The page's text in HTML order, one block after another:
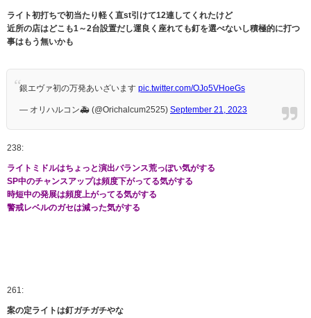
ライト初打ちで初当たり軽く直st引けて12連してくれたけど
近所の店はどこも1～2台設置だし運良く座れても釘を選べないし積極的に打つ
事はもう無いかも
銀エヴァ初の万発あいざいます pic.twitter.com/OJo5VHoeGs
— オリハルコン🚑 (@Orichalcum2525) September 21, 2023
238:
ライトミドルはちょっと演出バランス荒っぽい気がする
SP中のチャンスアップは頻度下がってる気がする
時短中の発展は頻度上がってる気がする
警戒レベルのガセは減った気がする
261:
案の定ライトは釘ガチガチやな